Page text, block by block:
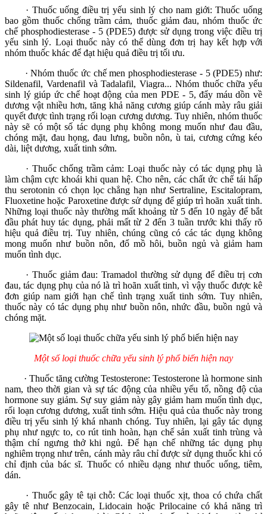
· Thuốc uống điều trị yếu sinh lý cho nam giới: Thuốc uống
bao gồm thuốc chống trầm cảm, thuốc giảm đau, nhóm thuốc ức
chế phosphodiesterase - 5 (PDE5) được sử dụng trong việc điều trị
yếu sinh lý. Loại thuốc này có thể dùng đơn trị hay kết hợp với
nhóm thuốc khác để đạt hiệu quả điều trị tối ưu.
· Nhóm thuốc ức chế men phosphodiesterase - 5 (PDE5) như:
Sildenafil, Vardenafil và Tadalafil, Viagra... Nhóm thuốc chữa yếu
sinh lý giúp ức chế hoạt động của men PDE - 5, đẩy máu dồn về
dương vật nhiều hơn, tăng khả năng cương giúp cánh mày râu giải
quyết được tình trạng rối loạn cương dương. Tuy nhiên, nhóm thuốc
này sẽ có một số tác dụng phụ không mong muốn như đau đầu,
chóng mặt, đau họng, đau lưng, buồn nôn, ù tai, cương cứng kéo
dài, liệt dương, xuất tinh sớm.
· Thuốc chống trầm cảm: Loại thuốc này có tác dụng phụ là
làm chậm cực khoái khi quan hệ. Cho nên, các chất ức chế tái hấp
thu serotonin có chọn lọc chẳng hạn như Sertraline, Escitalopram,
Fluoxetine hoặc Paroxetine được sử dụng để giúp trì hoãn xuất tinh.
Những loại thuốc này thường mất khoảng từ 5 đến 10 ngày để bắt
đầu phát huy tác dụng, phải mất từ 2 đến 3 tuần trước khi thấy rõ
hiệu quả điều trị. Tuy nhiên, chúng cũng có các tác dụng không
mong muốn như buồn nôn, đổ mồ hôi, buồn ngủ và giảm ham
muốn tình dục.
· Thuốc giảm đau: Tramadol thường sử dụng để điều trị cơn
đau, tác dụng phụ của nó là trì hoãn xuất tinh, vì vậy thuốc được kê
đơn giúp nam giới hạn chế tình trạng xuất tinh sớm. Tuy nhiên,
thuốc này có tác dụng phụ như buồn nôn, nhức đầu, buồn ngủ và
chóng mặt.
Một số loại thuốc chữa yếu sinh lý phổ biến hiện nay
· Thuốc tăng cường Testosterone: Testosterone là hormone sinh
nam, theo thời gian và sự tác động của nhiều yếu tố, nồng độ của
hormone suy giảm. Sự suy giảm này gây giảm ham muốn tình dục,
rối loạn cương dương, xuất tinh sớm. Hiệu quả của thuốc này trong
điều trị yếu sinh lý khá nhanh chóng. Tuy nhiên, lại gây tác dụng
phụ như ngực to, co rút tinh hoàn, hạn chế sản xuất tinh trùng và
thậm chí ngưng thở khi ngủ. Để hạn chế những tác dụng phụ
nghiêm trọng như trên, cánh mày râu chỉ được sử dụng thuốc khi có
chỉ định của bác sĩ. Thuốc có nhiều dạng như thuốc uống, tiêm,
dán.
· Thuốc gây tê tại chỗ: Các loại thuốc xịt, thoa có chứa chất
gây tê như Benzocain, Lidocain hoặc Prilocaine có khả năng trì